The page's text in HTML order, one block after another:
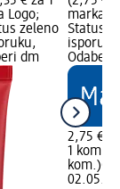
Logo;
zeleno
dm
marka
Status
Odaberi
2,75 €
1 kom.
kom.)